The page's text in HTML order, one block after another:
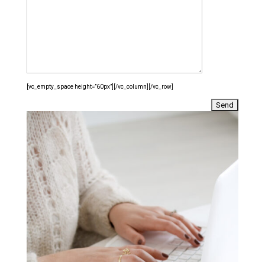
[vc_empty_space height=”60px”][/vc_column][/vc_row]